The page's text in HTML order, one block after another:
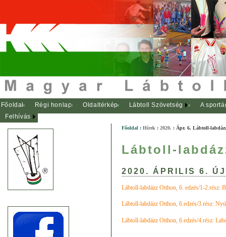
Főoldal Régi honlap Oldaltérkép Lábtoll Szövetség
A
Felhívás
Főoldal : Hírek : 2020. : Ápr. 6. Lábtoll-
Lábtoll-
2020. ÁPRILIS 6.
Lábtoll-labdázz Otthon, 6. edzés/1-2.rész:
Lábtoll-labdázz Otthon, 6.edzés/3.rész:
Lábtoll-labdázz Otthon, 6.edzés/4.rész: